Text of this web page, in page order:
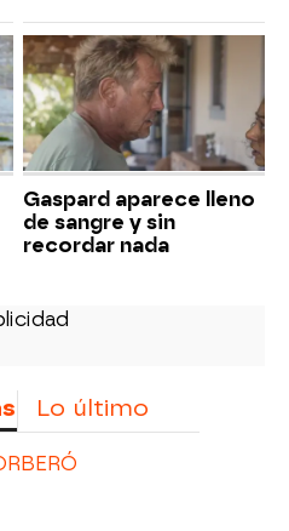
Gaspard aparece lleno
de sangre y sin
recordar nada
Lo último